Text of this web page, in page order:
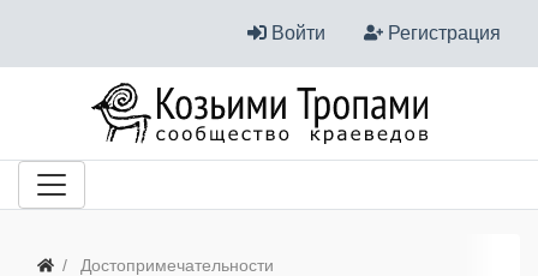
Войти Регистрация
Достопримечательности